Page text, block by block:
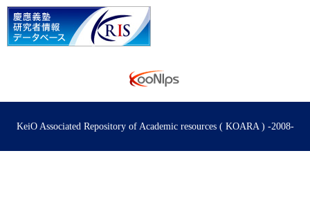
KeiO Associated Repository of Academic resources ( KOARA ) -2008-